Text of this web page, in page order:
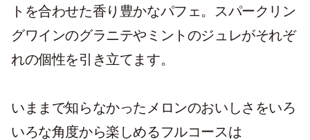
トを合わせた香り豊かなパフェ。スパークリン
グワインのグラニテやミントのジュレがそれぞ
れの個性を引き立てます。
いままで知らなかったメロンのおいしさをいろ
いろな角度から楽しめるフルコースは